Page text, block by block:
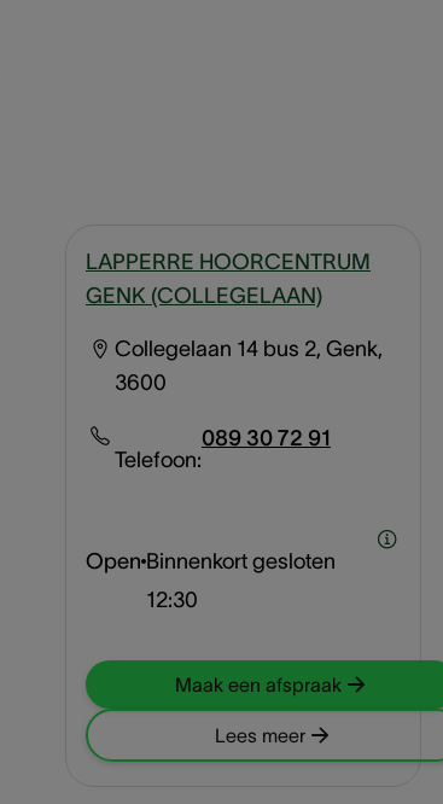
LAPPERRE HOORCENTRUM
GENK (COLLEGELAAN)
Collegelaan 14 bus 2, Genk,
3600
Telefoon:
089 30 72 91
Open Binnenkort gesloten
12:30
Maak een afspraak
Lees meer